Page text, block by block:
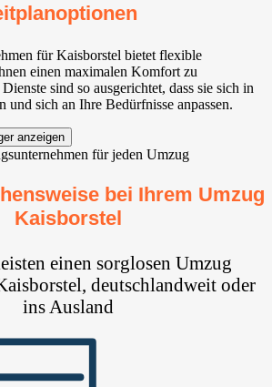
für Kaisborstel bietet flexible
einen maximalen Komfort zu
sind so ausgerichtet, dass sie sich in
und sich an Ihre Bedürfnisse anpassen.
anzeigen
bei Ihrem Umzug
Kaisborstel
einen sorglosen Umzug
deutschlandweit oder
ins Ausland